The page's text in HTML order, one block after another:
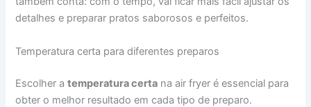
detalhes e preparar pratos saborosos e perfeitos.
Temperatura certa para diferentes preparos
Escolher atemperatura certa na air fryer é essencial para
obter o melhor resultado em cada tipo de preparo.